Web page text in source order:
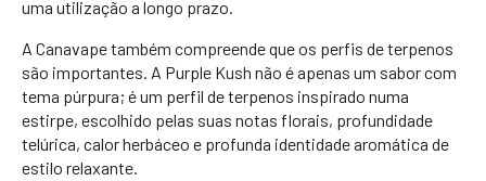
uma utilização a longo prazo.
A Canavape também compreende que os perfis de terpenos
são importantes. A Purple Kush não é apenas um sabor com
tema púrpura; é um perfil de terpenos inspirado numa
estirpe, escolhido pelas suas notas florais, profundidade
telúrica, calor herbáceo e profunda identidade aromática de
estilo relaxante.